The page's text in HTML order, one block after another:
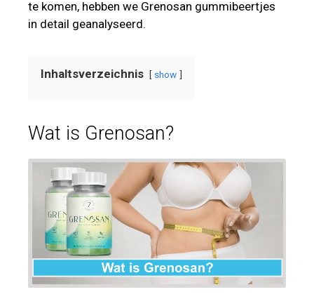
te komen, hebben we Grenosan gummibeertjes
in detail geanalyseerd.
Inhaltsverzeichnis show
Wat is Grenosan?